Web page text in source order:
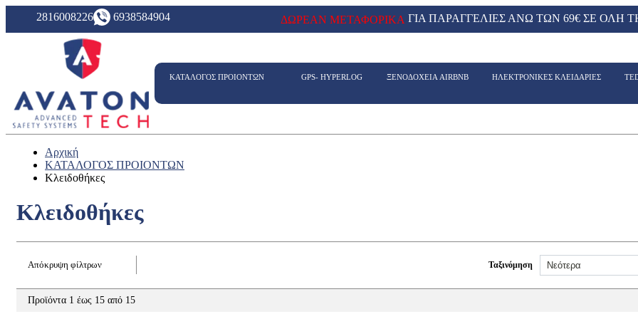
2816008226 6938584904 ΔΩΡΕΑΝ ΜΕΤΑΦΟΡΙΚΑ ΓΙΑ ΠΑΡΑΓΓΕΛΙΕΣ ΑΝΩ ΤΩΝ 69€ ΣΕ ΟΛΗ
ΚΑΤΑΛΟΓΟΣ ΠΡΟΙΟΝΤΩΝ GPS- HYPERLOG ΞΕΝΟΔΟΧΕΙΑ AIRBNB ΗΛΕΚΤΡΟΝΙΚΕΣ ΚΛΕΙΔΑΡΙΕΣ
Αρχική
ΚΑΤΑΛΟΓΟΣ ΠΡΟΙΟΝΤΩΝ
Κλειδοθήκες
Κλειδοθήκες
Απόκρυψη φίλτρων Ταξινόμηση
Προϊόντα 1 έως 15 από 15